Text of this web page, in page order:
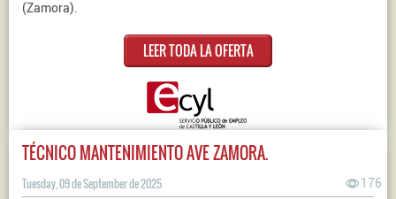
(Zamora).
LEER TODA LA OFERTA
TÉCNICO MANTENIMIENTO AVE ZAMORA.
Tuesday, 09 de September de 2025 176